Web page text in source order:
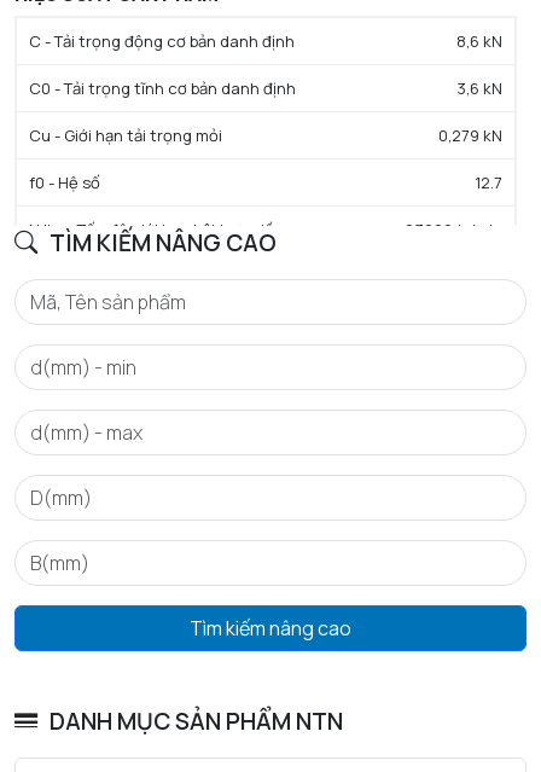
TÌM KIẾM NÂNG CAO
Tìm kiếm nâng cao
DANH MỤC SẢN PHẨM NTN
C - Tải trọng động cơ bản danh định 8,6 kN
C0 - Tải trọng tĩnh cơ bản danh định 3,6 kN
Cu - Giới hạn tải trọng mỏi 0,279 kN
f0 - Hệ số 12.7
N lim - Tốc độ giới hạn bôi trơn dầu 23000 tr/min
N lim - Tốc độ giới hạn bôi trơn mỡ 19000 tr/min
Tmin - Nhiệt độ hoạt động tối thiểu -40 °C
Tmax - Nhiệt độ hoạt động tối đa
GIỚI HẠN
da min - Đường kính vai tối thiểu IR 19 mm
Da max - Đường kính vai tối đa OR 31 mm
ra max - Bán kính góc lượn tối đa trục & vỏ